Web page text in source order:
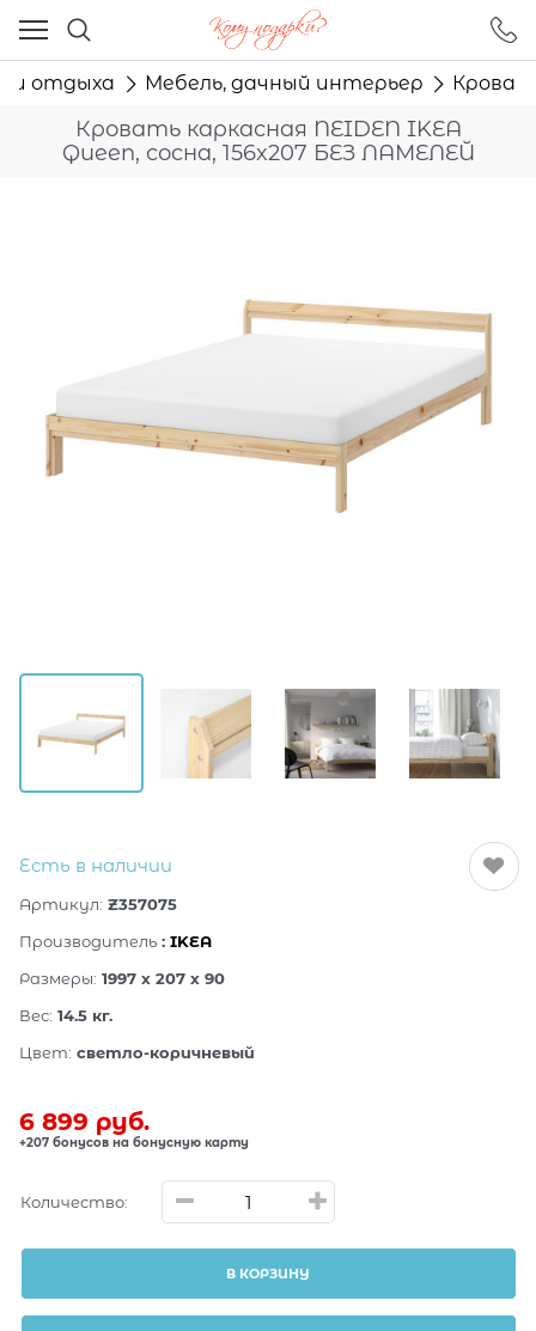
и отдыха Мебель, дачный интерьер
Кровать каркасная NEIDEN IKEA
Queen, сосна, 156x207 БЕЗ ЛАМЕЛЕЙ
Есть в наличии
Артикул: Z357075
Производитель : IKEA
Размеры: 1997 x 207 x 90
Вес: 14.5 кг.
Цвет: светло-коричневый
6 899 руб.
+207 бонусов на бонусную карту
Количество:
В КОРЗИНУ
Ваш город - Москва,
угадали?
ДА НЕТ